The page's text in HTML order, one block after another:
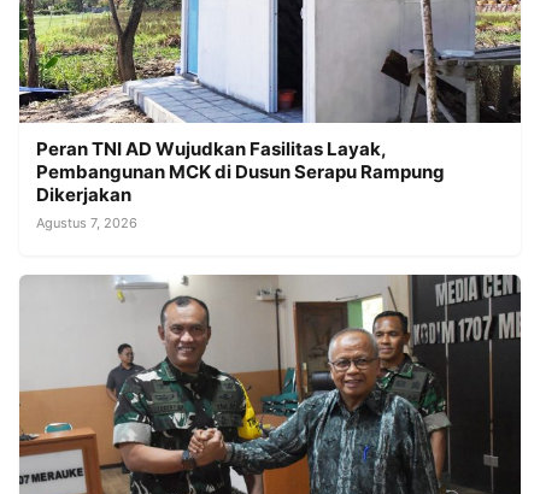
Peran TNI AD Wujudkan Fasilitas Layak,
Pembangunan MCK di Dusun Serapu Rampung
Dikerjakan
Agustus 7, 2026